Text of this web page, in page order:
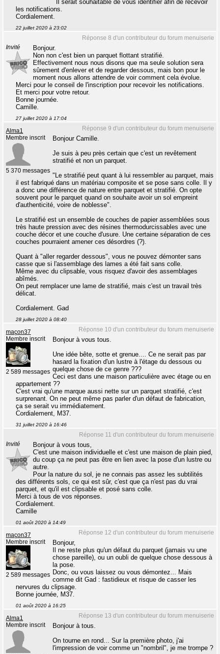
Il serait souhaitable de vous identifier afin de recevoir
les notifications.
Cordialement.
22 juillet 2020 à 23:02
Réponse 8 d'un contributeur du forum menuiserie
Invité
Bonjour.
Non non c'est bien un parquet flottant stratifié.
Effectivement nous nous disons que ma seule solution sera
sûrement d'enlever et de regarder dessous, mais bon pour le
moment nous allons attendre de voir comment cela évolue.
Merci pour le conseil de l'inscription pour recevoir les notifications.
Et merci pour votre retour.
Bonne journée.
Camille.
27 juillet 2020 à 17:04
Réponse 9 d'un contributeur du forum menuiserie
Alma1
Membre inscrit
5 370 messages
Bonjour Camille.
Je suis à peu près certain que c'est un revêtement
stratifié et non un parquet.
"Le stratifié peut quant à lui ressembler au parquet, mais
il est fabriqué dans un matériau composite et se pose sans colle. Il y
a donc une différence de nature entre parquet et stratifié. On opte
souvent pour le parquet quand on souhaite avoir un sol empreint
d'authenticité, voire de noblesse".
Le stratifié est un ensemble de couches de papier assemblées sous
très haute pression avec des résines thermodurcissables avec une
couche décor et une couche d'usure. Une certaine séparation de ces
couches pourraient amener ces désordres (?).
Quant à "aller regarder dessous", vous ne pouvez démonter sans
casse que si l'assemblage des lames a été fait sans colle.
Même avec du clipsable, vous risquez d'avoir des assemblages
abîmés.
On peut remplacer une lame de stratifié, mais c'est un travail très
délicat.
Cordialement. Gad
28 juillet 2020 à 08:40
Réponse 10 d'un contributeur du forum menuiserie
maçon37
Membre inscrit
2 589 messages
Bonjour à vous tous.
Une idée bête, sotte et grenue.... Ce ne serait pas par
hasard la fixation d'un lustre à l'étage du dessous ou
quelque chose de ce genre ???
Ceci est dans une maison particulière avec étage ou en
appartement ??
C'est vrai qu'une marque aussi nette sur un parquet stratifié, c'est
surprenant. On ne peut même pas parler d'un défaut de fabrication,
ça se serait vu immédiatement.
Cordialement, M37.
31 juillet 2020 à 16:46
Réponse 11 d'un contributeur du forum menuiserie
Invité
Bonjour à vous tous,
C'est une maison individuelle et c'est une maison de plain pied,
du coup ça ne peut pas être en lien avec la pose d'un lustre ou
autre.
Pour la nature du sol, je ne connais pas assez les subtilités
des différents sols, ce qui est sûr, c'est que ça n'est pas du vrai
parquet, et qu'il est clipsable et posé sans colle.
Merci à tous de vos réponses.
Cordialement.
Camille
01 août 2020 à 14:49
Réponse 12 d'un contributeur du forum menuiserie
maçon37
Membre inscrit
2 589 messages
Bonjour,
Il ne reste plus qu'un défaut du parquet (jamais vu une
chose pareille), ou un oubli de quelque chose dessous à
la pose.
Donc, ou vous laissez ou vous démontez... Mais
comme dit Gad : fastidieux et risque de casser les
nervures du clipsage.
Bonne journée, M37.
01 août 2020 à 16:25
Réponse 13 d'un contributeur du forum menuiserie
Alma1
Membre inscrit
Bonjour à tous.
On tourne en rond... Sur la première photo, j'ai
l'impression de voir comme un "nombril", je me trompe ?